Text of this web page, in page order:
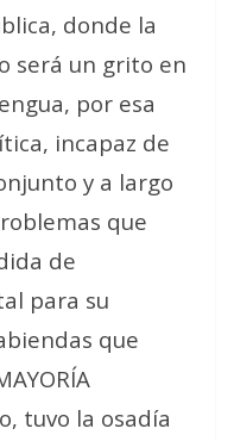
donde la
será un grito en
por esa
incapaz de
y a largo
que
de
para su
que
tuvo la osadía